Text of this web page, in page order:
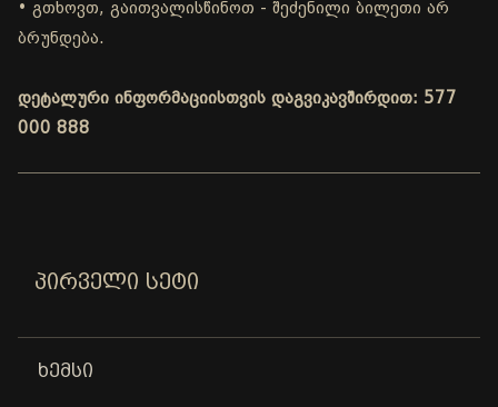
• გთხოვთ, გაითვალისწინოთ - შეძენილი ბილეთი არ
ბრუნდება.
დეტალური ინფორმაციისთვის დაგვიკავშირდით: 577
000 888
ᲞᲘᲠᲕᲔᲚᲘ ᲡᲔᲢᲘ
ᲮᲔᲛᲡᲘ